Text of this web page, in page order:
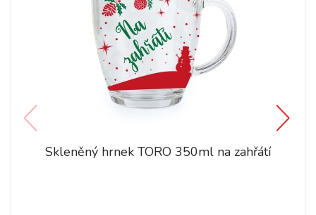
Skleněný hrnek TORO 350ml na zahřátí